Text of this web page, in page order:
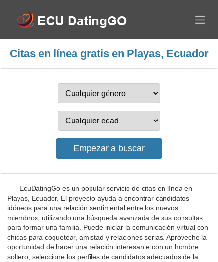
Citas en línea gratis en Playas, Ecuador
EcuDatingGo es un popular servicio de citas en línea en
Playas, Ecuador. El proyecto ayuda a encontrar candidatos
idóneos para una relación sentimental entre los nuevos
miembros, utilizando una búsqueda avanzada de sus consultas
para formar una familia. Puede iniciar la comunicación virtual con
chicas para coquetear, amistad y relaciones serias. Aproveche la
oportunidad de hacer una relación interesante con un hombre
soltero, seleccione los perfiles de candidatos adecuados de la